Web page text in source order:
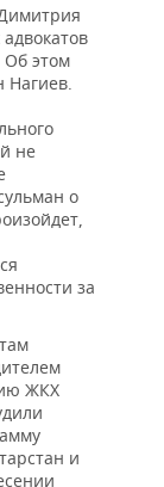
Об этом
Нагиев.
не
о
за
ЖКХ
и